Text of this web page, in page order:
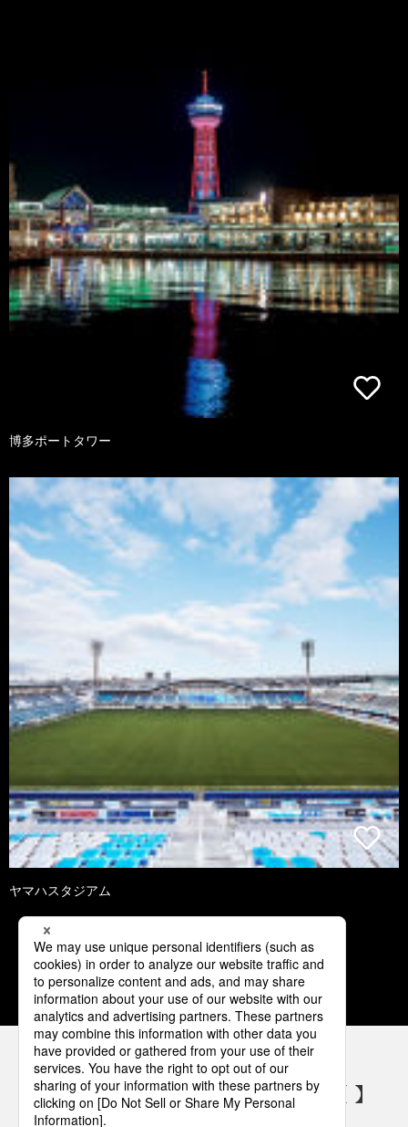
博多ポートタワー
ヤマハスタジアム
2 3 4 5 6
パナソニックの電気設備 SNSアカウント